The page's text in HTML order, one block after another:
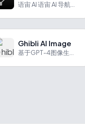
Ghibli AI Image